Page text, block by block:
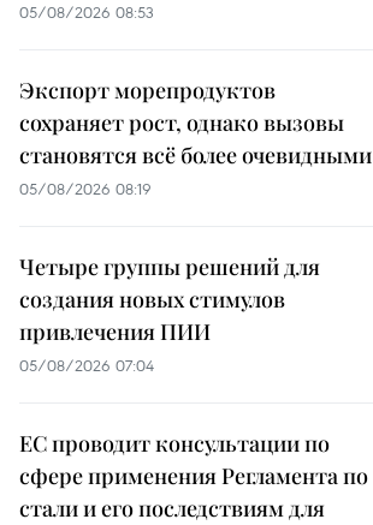
05/08/2026 08:53
Экспорт морепродуктов
сохраняет рост, однако вызовы
становятся всё более очевидными
05/08/2026 08:19
Четыре группы решений для
создания новых стимулов
привлечения ПИИ
05/08/2026 07:04
ЕС проводит консультации по
сфере применения Регламента по
стали и его последствиям для